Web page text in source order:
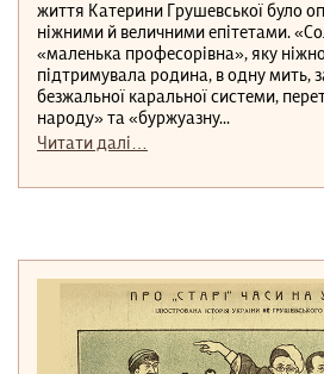
життя Катерини Грушевської було
ніжними й величними епітетами.
«маленька професорівна», яку
підтримувала родина, в одну мить,
безжальної каральної системи,
народу» та «буржуазну...
Читати далі…